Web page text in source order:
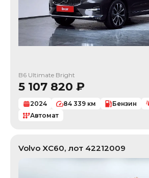
B6 Ultimate Bright
5 107 820 ₽
2024 84 339 км Бензин
Автомат
Volvo XC60, лот 42212009